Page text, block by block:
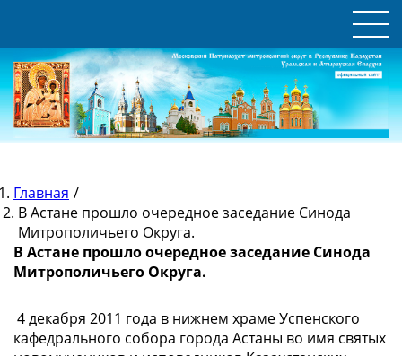
Главная /
В Астане прошло очередное заседание Синода
Митрополичьего Округа.
В Астане прошло очередное заседание Синода
Митрополичьего Округа.
4 декабря 2011 года в нижнем храме Успенского
кафедрального собора города Астаны во имя святых